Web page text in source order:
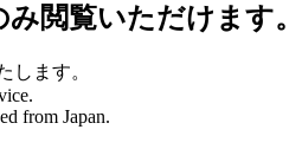
閲覧いただけます。
します。
from Japan.